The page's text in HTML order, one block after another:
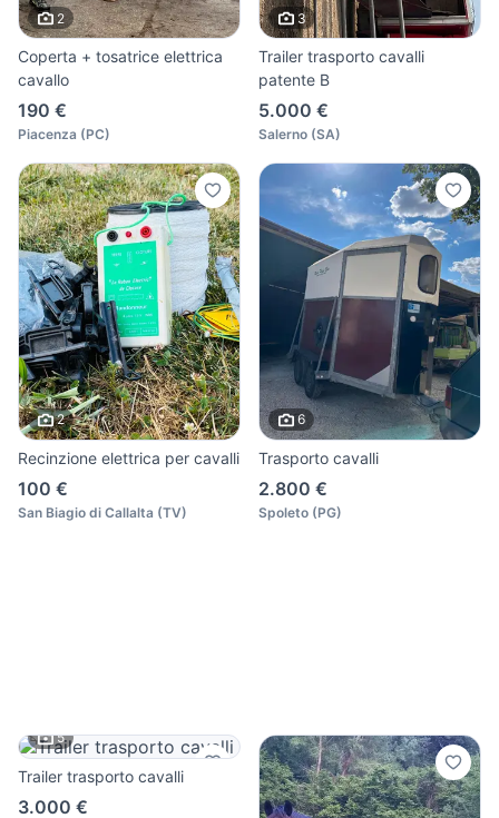
2
Coperta + tosatrice elettrica
cavallo
190 €
Piacenza (PC)
3
Trailer trasporto cavalli
patente B
5.000 €
Salerno (SA)
2
Recinzione elettrica per cavalli
100 €
San Biagio di Callalta (TV)
6
Trasporto cavalli
2.800 €
Spoleto (PG)
5
Trailer trasporto cavalli
3.000 €